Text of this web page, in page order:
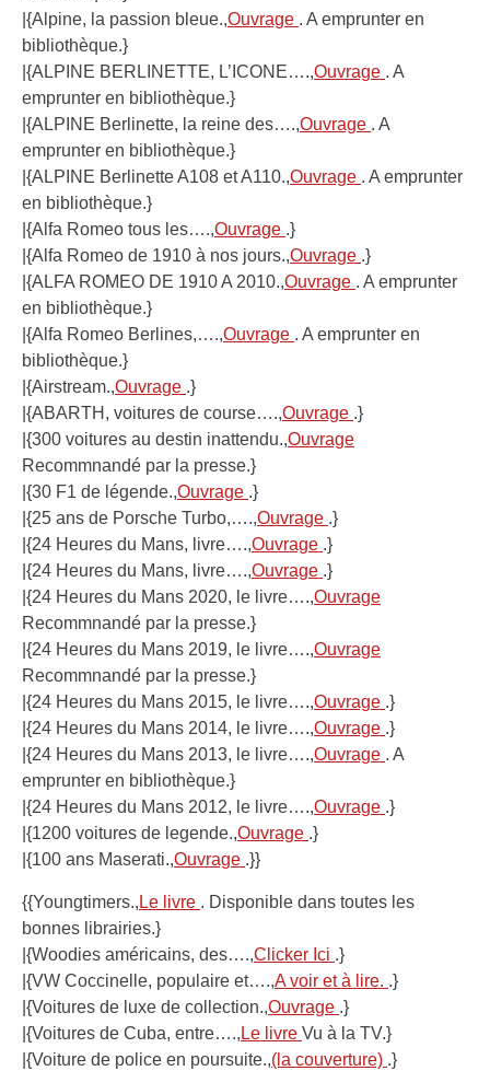
|{Alpine, la passion bleue.,Ouvrage . A emprunter en
bibliothèque.}
|{ALPINE BERLINETTE, L’ICONE….,Ouvrage . A
emprunter en bibliothèque.}
|{ALPINE Berlinette, la reine des….,Ouvrage . A
emprunter en bibliothèque.}
|{ALPINE Berlinette A108 et A110.,Ouvrage . A emprunter
en bibliothèque.}
|{Alfa Romeo tous les….,Ouvrage .}
|{Alfa Romeo de 1910 à nos jours.,Ouvrage .}
|{ALFA ROMEO DE 1910 A 2010.,Ouvrage . A emprunter
en bibliothèque.}
|{Alfa Romeo Berlines,….,Ouvrage . A emprunter en
bibliothèque.}
|{Airstream.,Ouvrage .}
|{ABARTH, voitures de course….,Ouvrage .}
|{300 voitures au destin inattendu.,Ouvrage
Recommnandé par la presse.}
|{30 F1 de légende.,Ouvrage .}
|{25 ans de Porsche Turbo,….,Ouvrage .}
|{24 Heures du Mans, livre….,Ouvrage .}
|{24 Heures du Mans, livre….,Ouvrage .}
|{24 Heures du Mans 2020, le livre….,Ouvrage
Recommnandé par la presse.}
|{24 Heures du Mans 2019, le livre….,Ouvrage
Recommnandé par la presse.}
|{24 Heures du Mans 2015, le livre….,Ouvrage .}
|{24 Heures du Mans 2014, le livre….,Ouvrage .}
|{24 Heures du Mans 2013, le livre….,Ouvrage . A
emprunter en bibliothèque.}
|{24 Heures du Mans 2012, le livre….,Ouvrage .}
|{1200 voitures de legende.,Ouvrage .}
|{100 ans Maserati.,Ouvrage .}}
{{Youngtimers.,Le livre . Disponible dans toutes les
bonnes librairies.}
|{Woodies américains, des….,Clicker Ici .}
|{VW Coccinelle, populaire et….,A voir et à lire. .}
|{Voitures de luxe de collection.,Ouvrage .}
|{Voitures de Cuba, entre….,Le livre Vu à la TV.}
|{Voiture de police en poursuite.,(la couverture) .}